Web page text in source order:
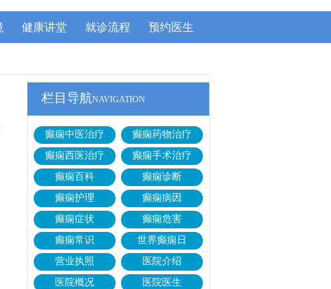
健康讲堂 就诊流程 预约医生
栏目导航NAVIGATION
癫痫中医治疗
癫痫药物治疗
癫痫西医治疗
癫痫手术治疗
癫痫百科
癫痫诊断
癫痫护理
癫痫病因
癫痫症状
癫痫危害
癫痫常识
世界癫痫日
营业执照
医院介绍
医院概况
医院医生